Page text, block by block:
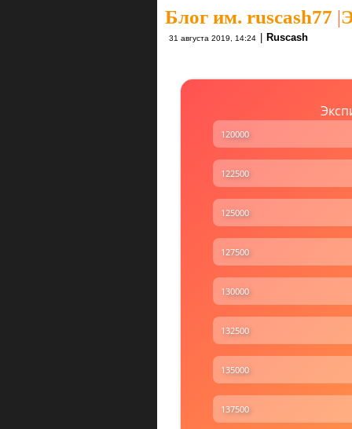
Блог им. ruscash77 |
31 августа 2019, 14:24 | Ruscash
120000
122500
125000
127500
130000
132500
135000
137500